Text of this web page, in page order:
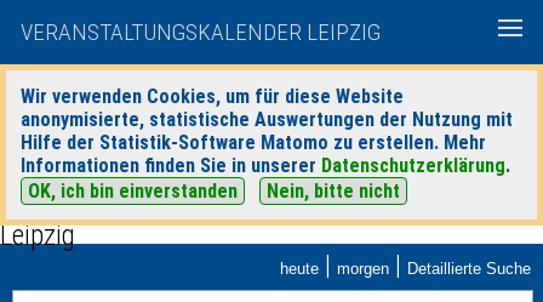
VERANSTALTUNGSKALENDER LEIPZIG
Wir verwenden Cookies, um für diese Website
anonymisierte, statistische Auswertungen der Nutzung mit
Hilfe der Statistik-Software Matomo zu erstellen. Mehr
Informationen finden Sie in unserer Datenschutzerklärung.
OK, ich bin einverstanden
Nein, bitte nicht
heute | morgen | Detaillierte Suche